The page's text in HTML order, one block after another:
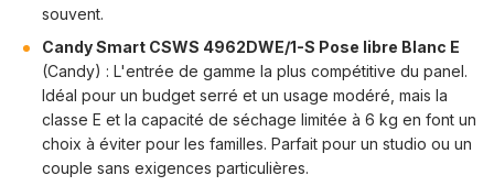
souvent.
Candy Smart CSWS 4962DWE/1-S Pose libre Blanc E
(Candy) : L'entrée de gamme la plus compétitive du panel.
Idéal pour un budget serré et un usage modéré, mais la
classe E et la capacité de séchage limitée à 6 kg en font un
choix à éviter pour les familles. Parfait pour un studio ou un
couple sans exigences particulières.